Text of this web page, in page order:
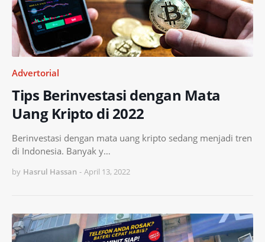
Advertorial
Tips Berinvestasi dengan Mata
Uang Kripto di 2022
Berinvestasi dengan mata uang kripto sedang menjadi tren
di Indonesia. Banyak y…
by Hasrul Hassan - April 13, 2022